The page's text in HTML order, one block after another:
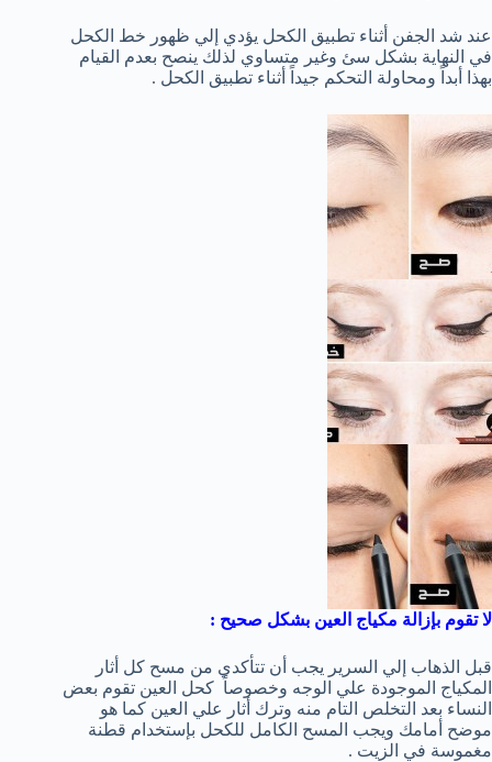
عند شد الجفن أثناء تطبيق الكحل يؤدي إلي ظهور خط الكحل
في النهاية بشكل سئ وغير متساوي لذلك ينصح بعدم القيام
بهذا أبداً ومحاولة التحكم جيداً أثناء تطبيق الكحل .
لا تقوم بإزالة مكياج العين بشكل صحيح :
قبل الذهاب إلي السرير يجب أن تتأكدي من مسح كل أثار
المكياج الموجودة علي الوجه وخصوصاً كحل العين تقوم بعض
النساء بعد التخلص التام منه وترك أثار علي العين كما هو
موضح أمامك ويجب المسح الكامل للكحل بإستخدام قطنة
مغموسة في الزيت .